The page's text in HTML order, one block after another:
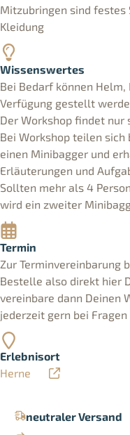
neutraler Versand
Mitzubringen sind
Kleidung
Wissenswertes
Bei Bedarf können
Verfügung gestellt
Der Workshop findet nur
Bei Workshop teilen sich
einen Minibagger und
Erläuterungen und
Sollten mehr als 4
wird ein zweiter
Termin
Zur Terminvereinbarung
Bestelle also direkt hier
vereinbare dann Deinen
jederzeit gern bei
Erlebnisort
Herne